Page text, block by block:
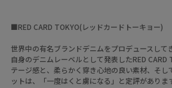
■RED CARD TOKYO(レッドカードトーキョー)
世界中の有名ブランドデニムをプロデュースして
自身のデニムレーベルとして発表したRED CARD
テージ感と、柔らかく穿き心地の良い素材、そし
ットは、「一度はくと虜になる」と定評がありま